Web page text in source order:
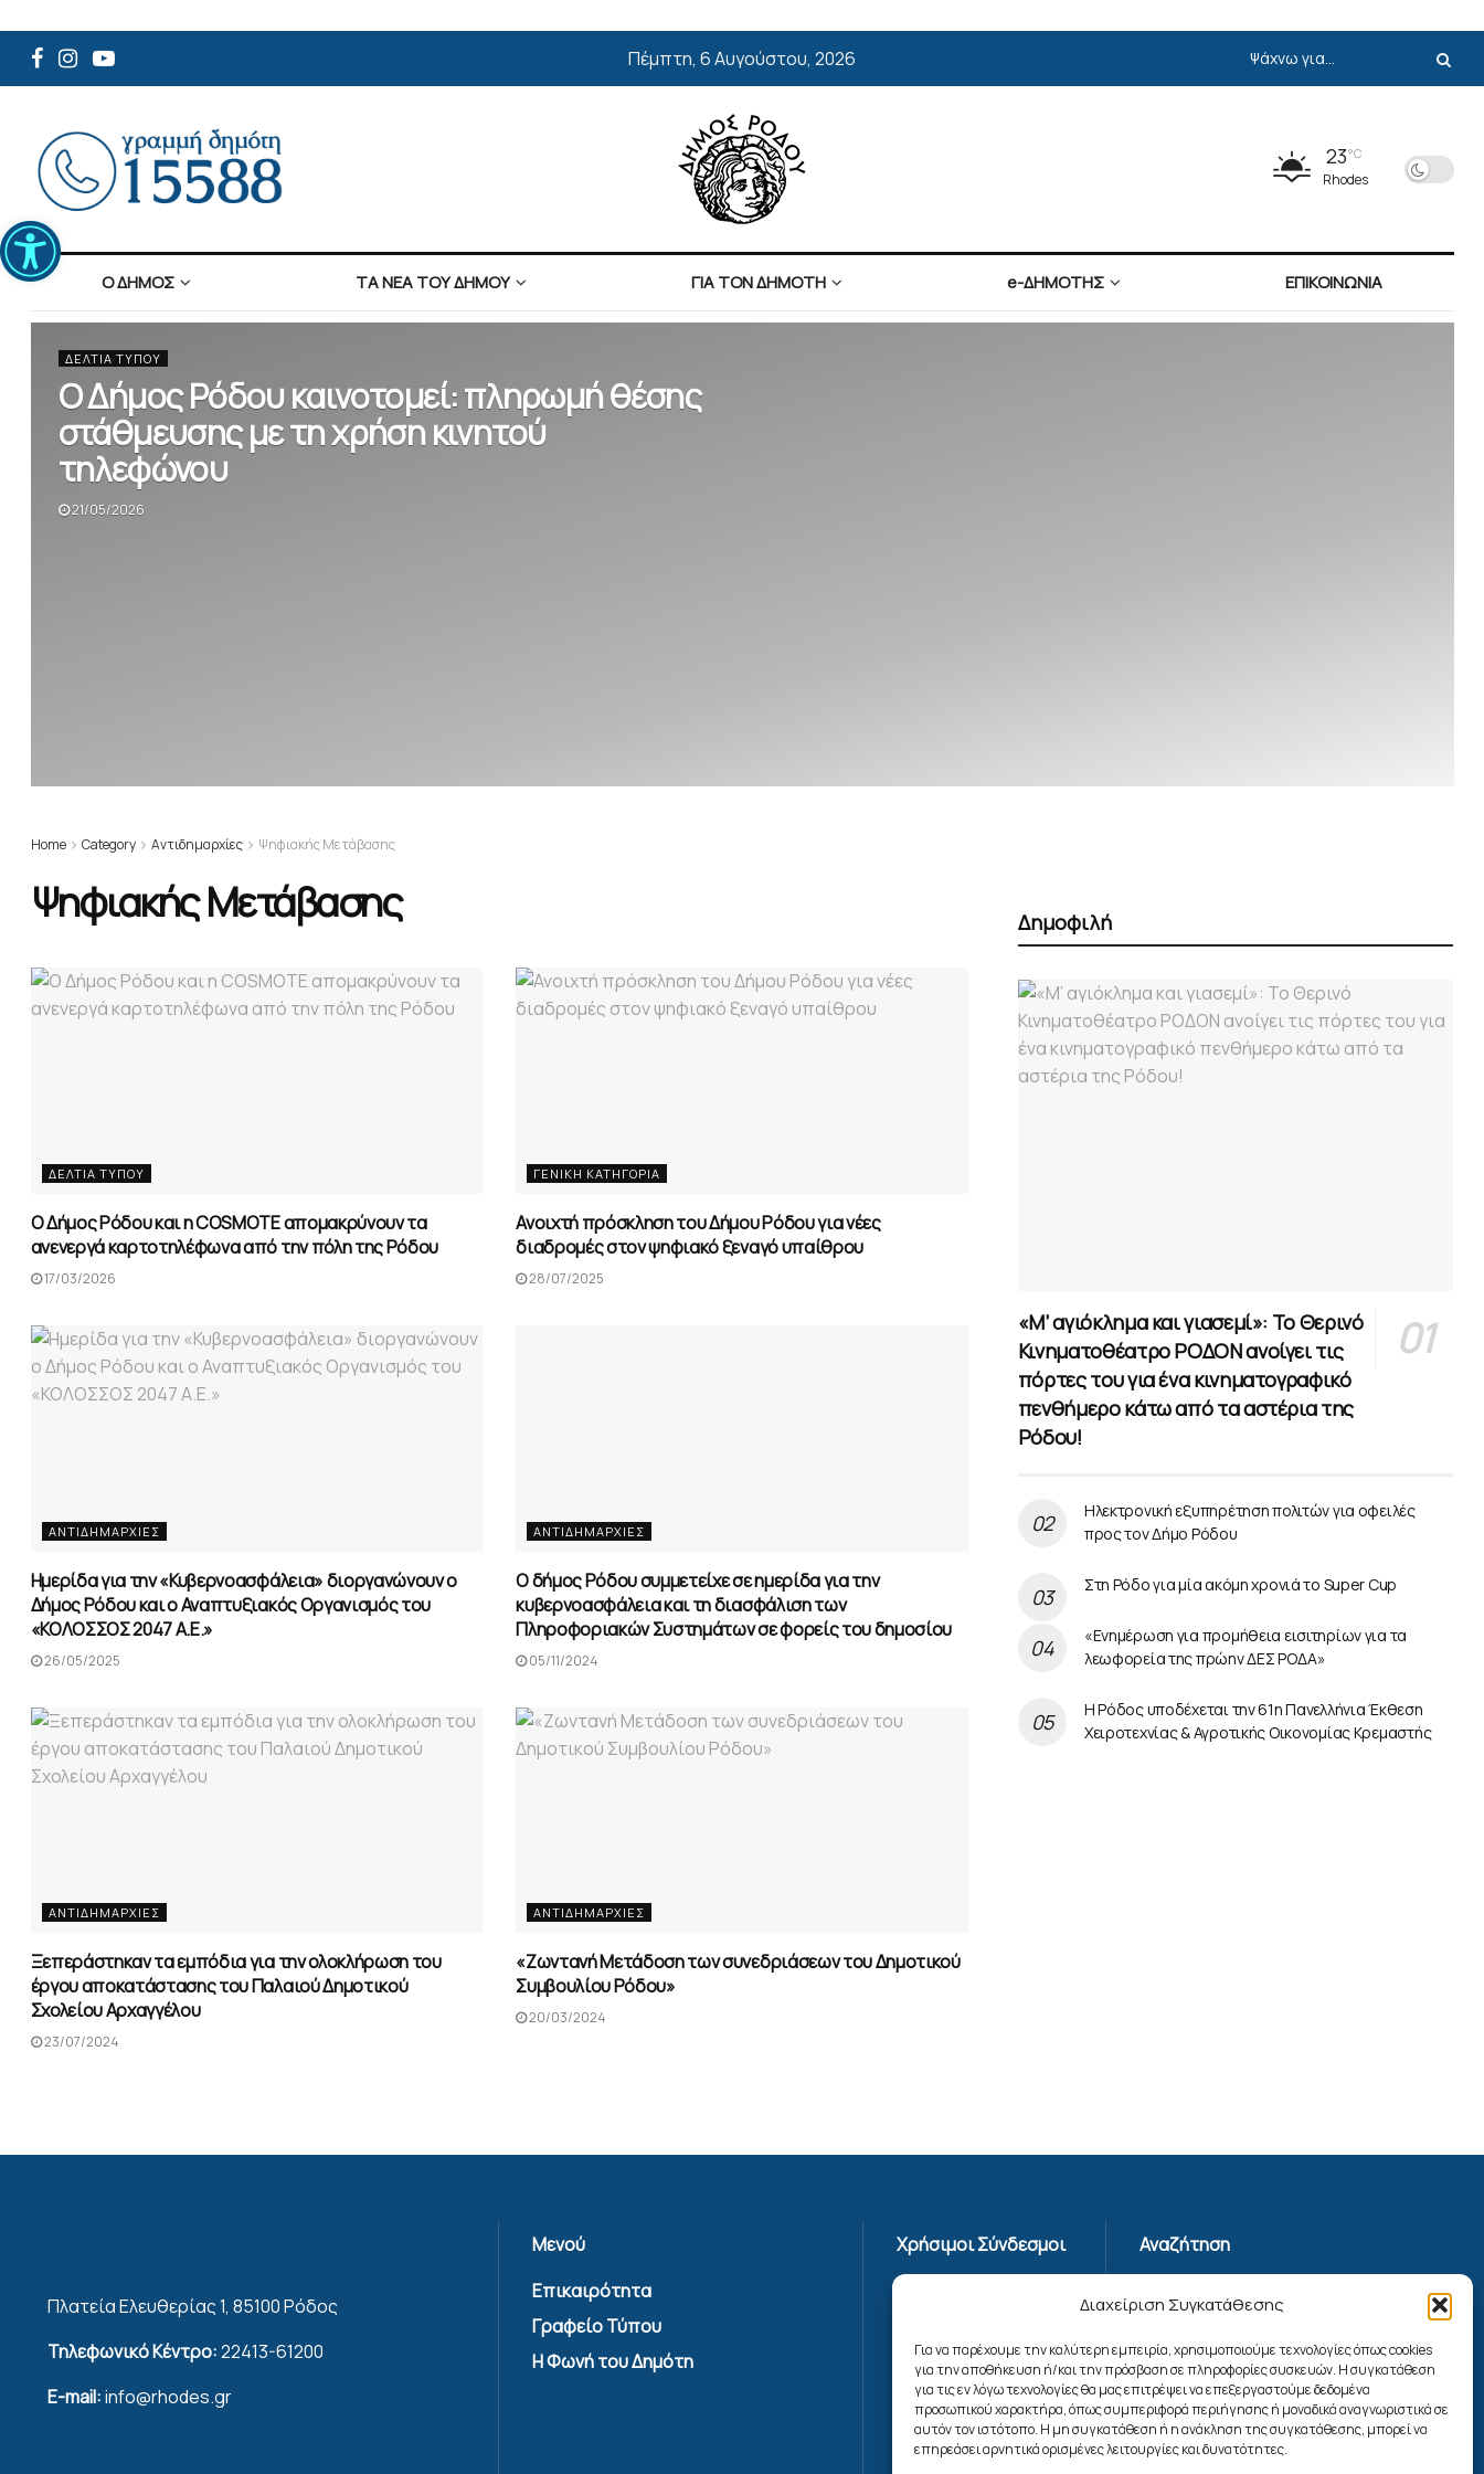
Ανοίξτε τη γραμμή εργαλείων
Διαχείριση Συγκατάθεσης
Για να παρέχουμε την καλύτερη εμπειρία, χρησιμοποιούμε τεχνολογίες όπως cookies
για την αποθήκευση ή/και την πρόσβαση σε πληροφορίες συσκευών. Η συγκατάθεση
για τις εν λόγω τεχνολογίες θα μας επιτρέψει να επεξεργαστούμε δεδομένα
προσωπικού χαρακτήρα, όπως συμπεριφορά περιήγησης ή μοναδικά αναγνωριστικά σε
αυτόν τον ιστότοπο. Η μη συγκατάθεση ή η ανάκληση της συγκατάθεσης, μπορεί να
επηρεάσει αρνητικά ορισμένες λειτουργίες και δυνατότητες.
Πέμπτη, 6 Αυγούστου, 2026
23°C
Rhodes
Ο ΔΗΜΟΣ ΤΑ ΝΕΑ ΤΟΥ ΔΗΜΟΥ ΓΙΑ ΤΟΝ ΔΗΜΟΤΗ e-ΔΗΜΟΤΗΣ ΕΠΙΚΟΙΝΩΝΙΑ
ΔΕΛΤΊΑ ΤΎΠΟΥ
Ο Δήμος Ρόδου καινοτομεί: πληρωμή θέσης
στάθμευσης με τη χρήση κινητού
τηλεφώνου
21/05/2026
Home Category Αντιδημαρχίες Ψηφιακής Μετάβασης
Ψηφιακής Μετάβασης
ΔΕΛΤΊΑ ΤΎΠΟΥ
Ο Δήμος Ρόδου και η COSMOTE απομακρύνουν τα
ανενεργά καρτοτηλέφωνα από την πόλη της Ρόδου
17/03/2026
ΓΕΝΙΚΉ ΚΑΤΗΓΟΡΊΑ
Ανοιχτή πρόσκληση του Δήμου Ρόδου για νέες
διαδρομές στον ψηφιακό ξεναγό υπαίθρου
28/07/2025
ΑΝΤΙΔΗΜΑΡΧΊΕΣ
Ημερίδα για την «Κυβερνοασφάλεια» διοργανώνουν ο
Δήμος Ρόδου και ο Αναπτυξιακός Οργανισμός του
«ΚΟΛΟΣΣΟΣ 2047 Α.Ε.»
26/05/2025
ΑΝΤΙΔΗΜΑΡΧΊΕΣ
Ο δήμος Ρόδου συμμετείχε σε ημερίδα για την
κυβερνοασφάλεια και τη διασφάλιση των
Πληροφοριακών Συστημάτων σε φορείς του δημοσίου
05/11/2024
ΑΝΤΙΔΗΜΑΡΧΊΕΣ
Ξεπεράστηκαν τα εμπόδια για την ολοκλήρωση του
έργου αποκατάστασης του Παλαιού Δημοτικού
Σχολείου Αρχαγγέλου
23/07/2024
ΑΝΤΙΔΗΜΑΡΧΊΕΣ
«Ζωντανή Μετάδοση των συνεδριάσεων του Δημοτικού
Συμβουλίου Ρόδου»
20/03/2024
Δημοφιλή
«Μ’ αγιόκλημα και γιασεμί»: Το Θερινό
Κινηματοθέατρο ΡΟΔΟΝ ανοίγει τις
πόρτες του για ένα κινηματογραφικό
πενθήμερο κάτω από τα αστέρια της
Ρόδου!
Ηλεκτρονική εξυπηρέτηση πολιτών για οφειλές
προς τον Δήμο Ρόδου
Στη Ρόδο για μία ακόμη χρονιά το Super Cup
«Ενημέρωση για προμήθεια εισιτηρίων για τα
λεωφορεία της πρώην ΔΕΣ ΡΟΔΑ»
Η Ρόδος υποδέχεται την 61η Πανελλήνια Έκθεση
Χειροτεχνίας & Αγροτικής Οικονομίας Κρεμαστής
Πλατεία Ελευθερίας 1, 85100 Ρόδος
Τηλεφωνικό Κέντρο:22413-61200
E-mail:info@rhodes.gr
Μενού
Επικαιρότητα
Γραφείο Τύπου
Η Φωνή του Δημότη
Χρήσιμοι Σύνδεσμοι
Υπηρεσίας
Επικοινωνίας
Πολιτική Cookies
(ΕΕ)
Αναζήτηση
Ακολουθήστε μας